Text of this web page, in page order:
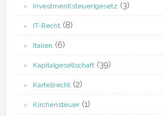
Investment(steuer)gesetz (3)
IT-Recht(8)
Italien (6)
Kapitalgesellschaft(39)
Kartellrecht(2)
Kirchensteuer(1)